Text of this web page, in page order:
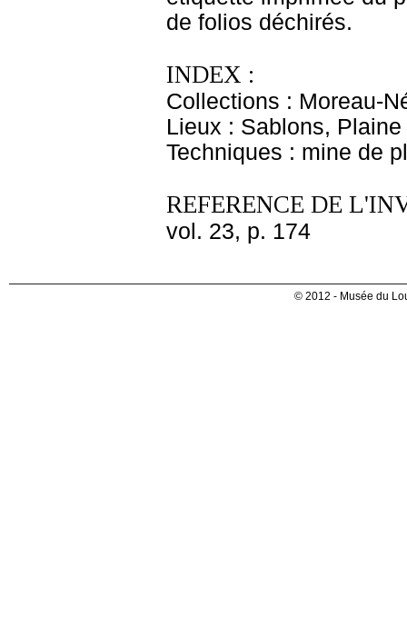
de folios déchirés.
INDEX :
Collections : Moreau-
Lieux : Sablons, Plaine
Techniques : mine de
REFERENCE DE
vol. 23, p. 174
© 2012 - Musée du